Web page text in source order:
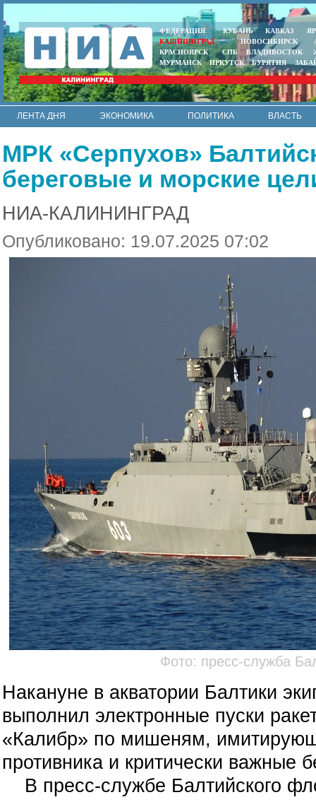
ФЕДЕРАЦИЯ КУБАНЬ КАВКАЗ
КАЛИНИНГРАД
НОВОСИБИРСК
КРАСНОЯРСК
СПБ ВЛАДИВОСТОК
МУРМАНСК
ИРКУТСК БУРЯТИЯ
ЛЕНТА ДНЯ ЭКОНОМИКА ПОЛИТИКА
ВЛАСТЬ
RSS
МРК «Серпухов»
береговые и морские
НИА-КАЛИНИНГРАД
Опубликовано: 19.07.2025 07:02
Фото: пресс-служба
Накануне в акватории Балтики
выполнил электронные пуски
«Калибр» по мишеням,
противника и критически важные
В пресс-службе Балтийского